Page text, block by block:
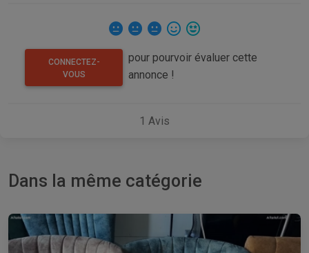
CONNECTEZ-
VOUS
pour pourvoir évaluer cette
annonce !
1 Avis
Dans la même catégorie